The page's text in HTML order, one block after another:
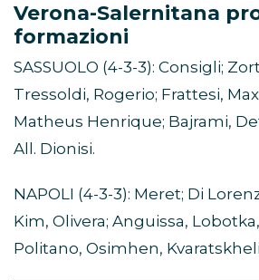
Verona-Salernitana
formazioni
SASSUOLO (4-3-3): Consigli;
Tressoldi, Rogerio; Frattesi,
Matheus Henrique; Bajrami,
All. Dionisi.
NAPOLI (4-3-3): Meret; Di
Kim, Olivera; Anguissa,
Politano, Osimhen,